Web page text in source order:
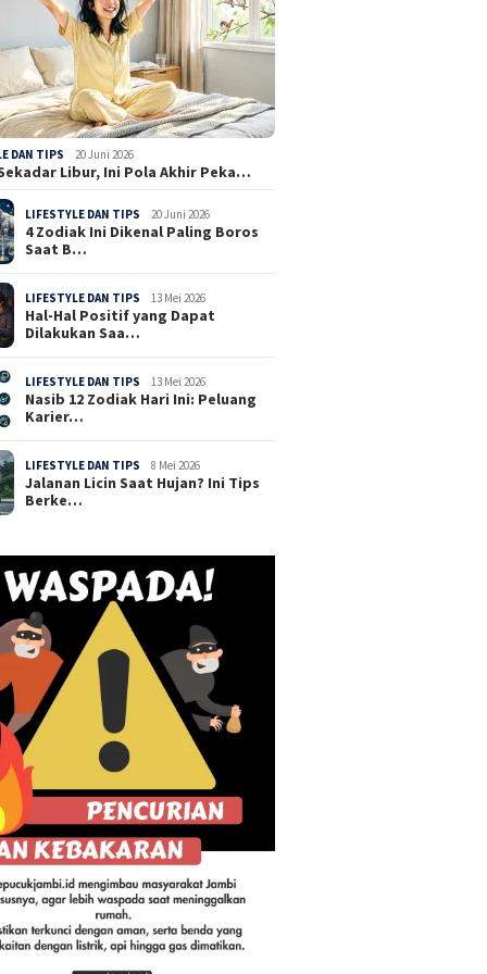
DAN TIPS 20 Juni 2026
Libur, Ini Pola Akhir Peka…
LIFESTYLE DAN TIPS 20 Juni 2026
4 Zodiak Ini Dikenal Paling Boros
Saat B…
LIFESTYLE DAN TIPS 13 Mei 2026
Hal-Hal Positif yang Dapat
Dilakukan Saa…
LIFESTYLE DAN TIPS 13 Mei 2026
Nasib 12 Zodiak Hari Ini: Peluang
Karier…
LIFESTYLE DAN TIPS 8 Mei 2026
Jalanan Licin Saat Hujan? Ini Tips
Berke…